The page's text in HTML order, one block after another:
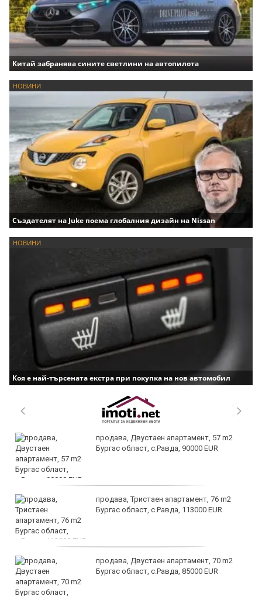
Китай забранява сините светлини на автопилота
НОВИНИ
Създателят на Juke поема глобалния дизайн на Nissan
НОВИНИ
Коя е най-търсената екстра при покупка на нов автомобил
продава, Двустаен апартамент, 57 m2
Бургас област, с.Равда, 90000 EUR
продава, Тристаен апартамент, 76 m2
Бургас област, с.Равда, 113000 EUR
продава, Двустаен апартамент, 70 m2
Бургас област, с.Равда, 85000 EUR